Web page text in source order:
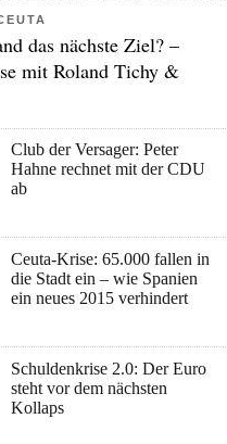
das nächste Ziel? –
mit Roland Tichy &
Club der Versager: Peter
Hahne rechnet mit der CDU
ab
Ceuta-Krise: 65.000 fallen in
die Stadt ein – wie Spanien
ein neues 2015 verhindert
Schuldenkrise 2.0: Der Euro
steht vor dem nächsten
Kollaps